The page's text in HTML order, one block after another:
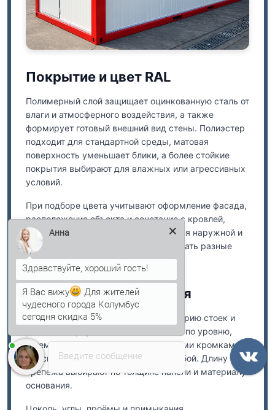
Модульные объекты
Покрытие и цвет RAL
Полимерный слой защищает оцинкованную сталь от
влаги и атмосферного воздействия, а также
формирует готовый внешний вид стены. Полиэстер
подходит для стандартной среды, матовая
поверхность уменьшает блики, а более стойкие
покрытия выбирают для влажных или агрессивных
условий.
При подборе цвета учитывают оформление фасада,
расположение объекта и сочетание с кровлей,
воротами и доборными деталями. Для наружной и
внутренней стороны можно согласовать разные
оттенки.
Монтаж и герметизация
Перед установкой проверяют геометрию стоек и
ригелей. Первую панель выставляют по уровню,
затем элементы соединяют замковыми кромками и
фиксируют саморезами с EPDM-шайбой. Длину
крепежа выбирают по толщине панели и материалу
основания.
Введите сообщение
Анна
Здравствуйте, хороший гость!
Я Вас вижу
Для жителей
чудесного города Колумбус
сегодня скидка 5%
Аннапечатает...